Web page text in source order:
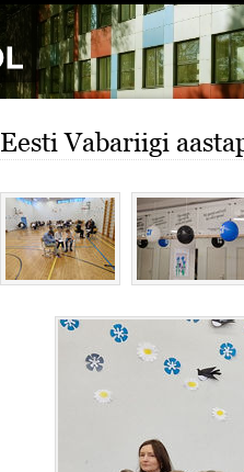
Eesti Vabariigi